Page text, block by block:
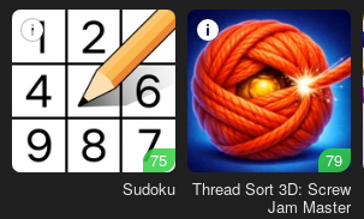
79
Thread Sort 3D: Screw
Jam Master
75
Sudoku